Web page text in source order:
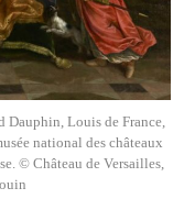
Dauphin, Louis de France,
national des châteaux
© Château de Versailles,